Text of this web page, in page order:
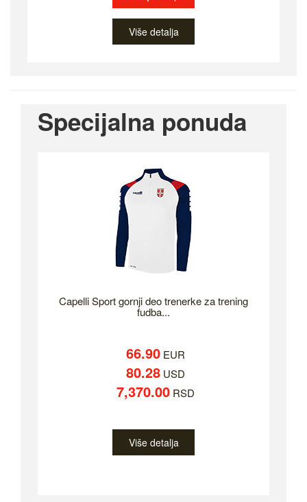
Više detalja
Specijalna ponuda
Capelli Sport gornji deo trenerke za trening
fudba...
66.90EUR
80.28USD
7,370.00RSD
Više detalja